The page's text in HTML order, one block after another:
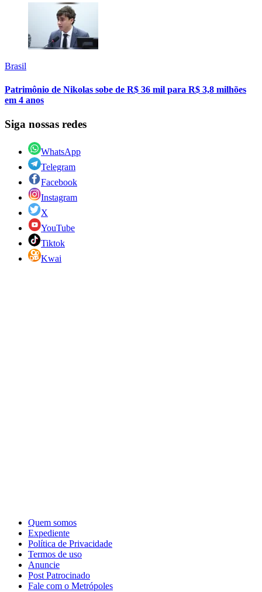
Brasil
Patrimônio de Nikolas sobe de R$ 36 mil para R$ 3,8 milhões
em 4 anos
Siga nossas redes
WhatsApp
Telegram
Facebook
Instagram
X
YouTube
Tiktok
Kwai
Quem somos
Expediente
Política de Privacidade
Termos de uso
Anuncie
Post Patrocinado
Fale com o Metrópoles